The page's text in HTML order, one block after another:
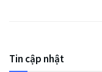
Tin cập nhật